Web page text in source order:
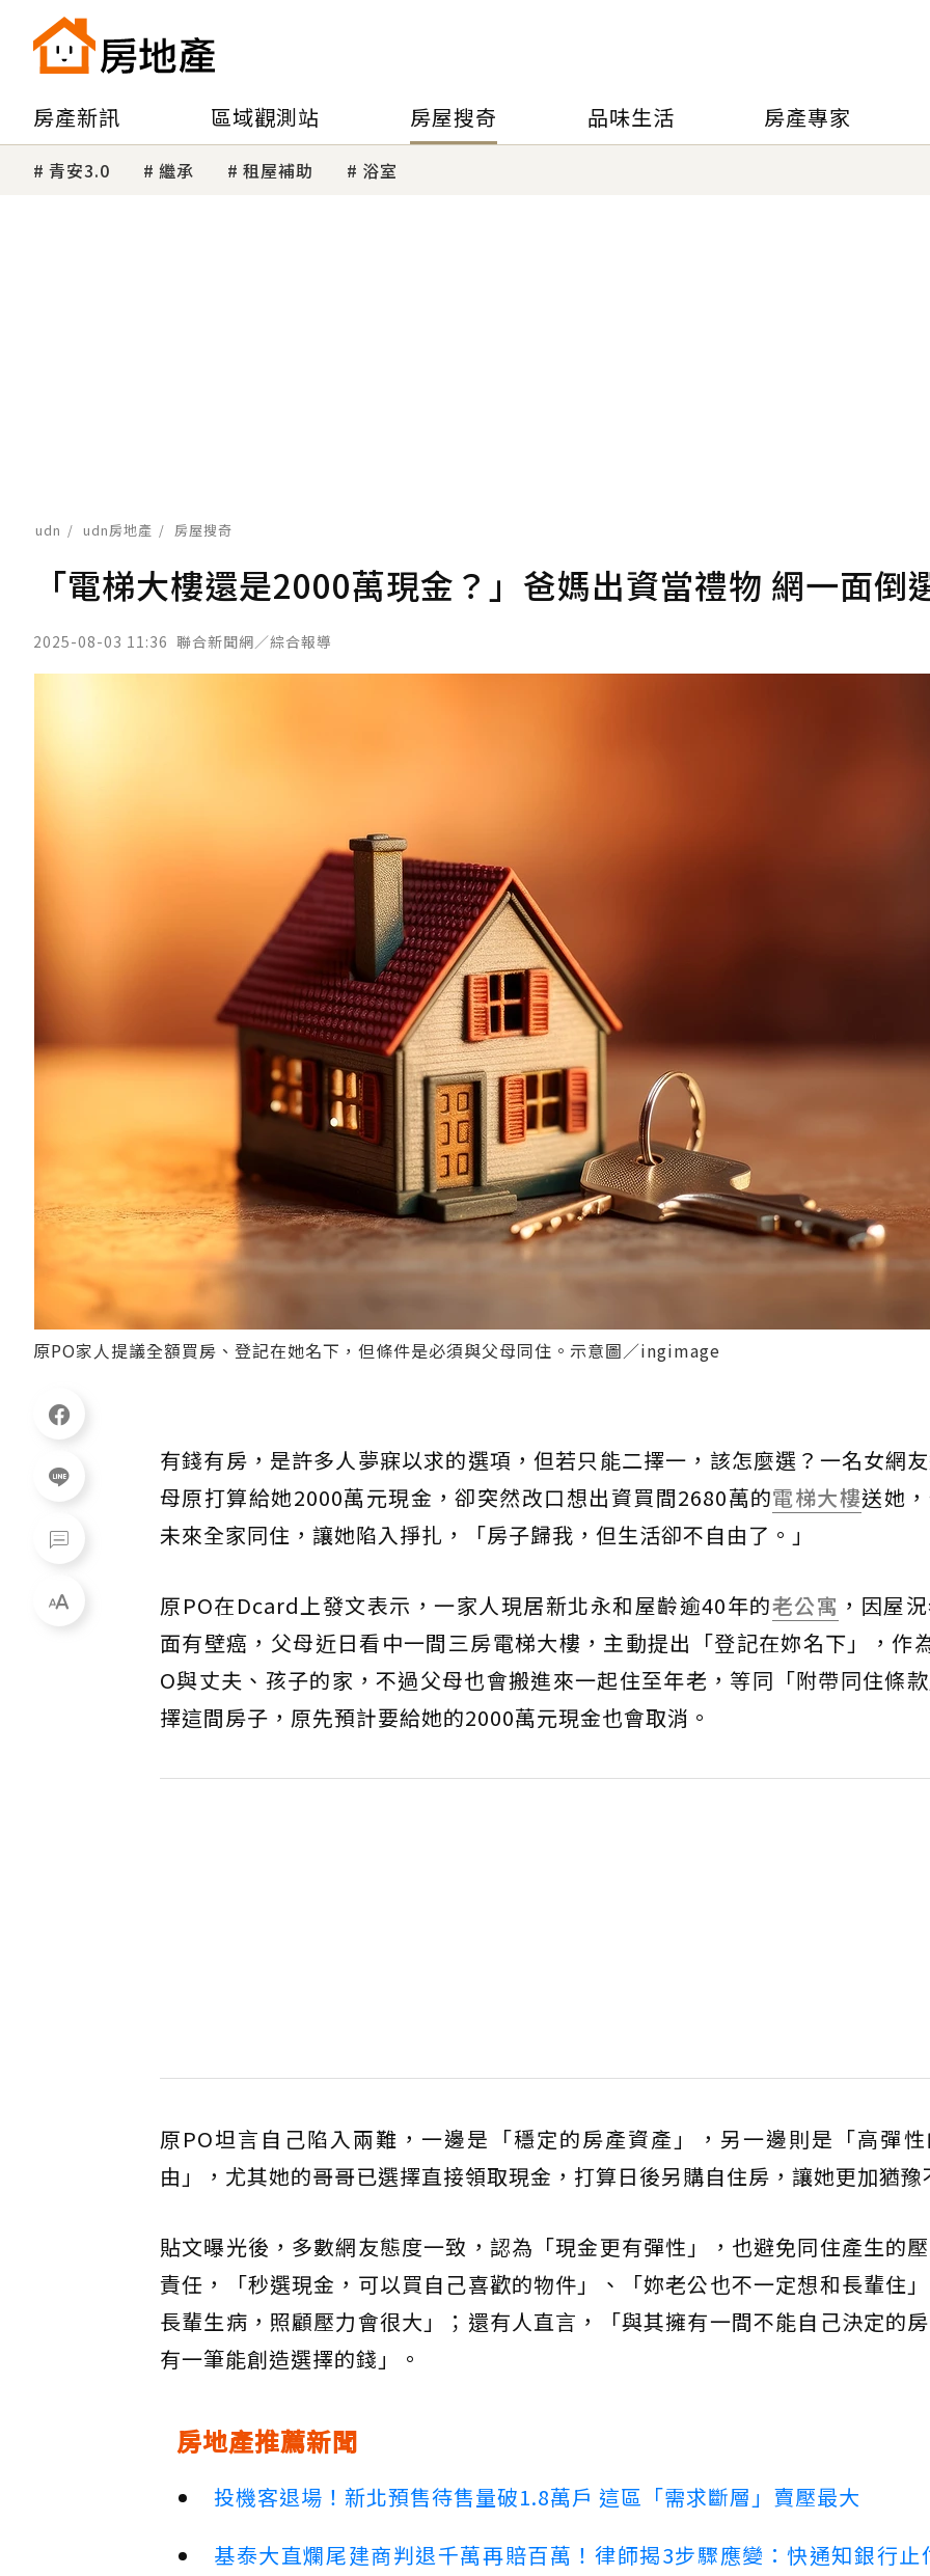
房產新訊 區域觀測站 房屋搜奇 品味生活 房產專家
青安3.0 繼承 租屋補助 浴室
udn udn房地產 房屋搜奇
「電梯大樓還是2000萬現金？」爸媽出資當禮物 網一面倒
2025-08-03 11:36 聯合新聞網／綜合報導
原PO家人提議全額買房、登記在她名下，但條件是必須與父母同住。示意圖／ingimage
有錢有房，是許多人夢寐以求的選項，但若只能二擇一，該怎麼選？一名女網
母原打算給她2000萬元現金，卻突然改口想出資買間2680萬的電梯大樓送她
未來全家同住，讓她陷入掙扎，「房子歸我，但生活卻不自由了。」
原PO在Dcard上發文表示，一家人現居新北永和屋齡逾40年的老公寓 ，因屋
面有壁癌，父母近日看中一間三房電梯大樓，主動提出「登記在妳名下」，作
O與丈夫、孩子的家，不過父母也會搬進來一起住至年老，等同「附帶同住條
擇這間房子，原先預計要給她的2000萬元現金也會取消。
原PO坦言自己陷入兩難，一邊是「穩定的房產資產」，另一邊則是「高彈
由」，尤其她的哥哥已選擇直接領取現金，打算日後另購自住房，讓她更加猶豫
貼文曝光後，多數網友態度一致，認為「現金更有彈性」，也避免同住產生的
責任，「秒選現金，可以買自己喜歡的物件」、「妳老公也不一定想和長輩住
長輩生病，照顧壓力會很大」；還有人直言，「與其擁有一間不能自己決定的
有一筆能創造選擇的錢」。
房地產推薦新聞
投機客退場！新北預售待售量破1.8萬戶 這區「需求斷層」賣壓最大
基泰大直爛尾建商判退千萬再賠百萬！律師揭3步驟應變：快通知銀行止